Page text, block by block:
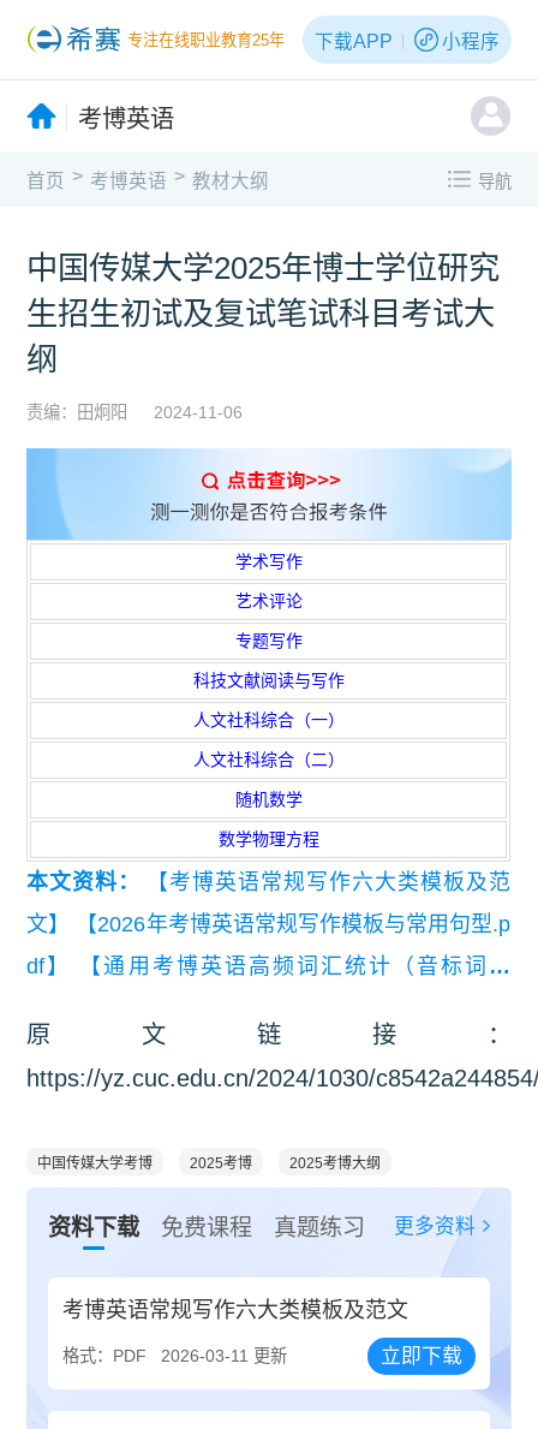
专注在线职业教育25年 下载APP 小程序
考博英语
首页 > 考博英语 > 教材大纲 导航
中国传媒大学2025年博士学位研究
生招生初试及复试笔试科目考试大
纲
责编：田炯阳 2024-11-06
学术写作
艺术评论
专题写作
科技文献阅读与写作
人文社科综合（一）
人文社科综合（二）
随机数学
数学物理方程
本文资料：
【考博英语常规写作六大类模板及范
文】
【2026年考博英语常规写作模板与常用句型.p
df】
【通用考博英语高频词汇统计（音标词义
原文链接：
https://yz.cuc.edu.cn/2024/1030/
中国传媒大学考博 2025考博 2025考博大纲
资料下载 免费课程 真题练习 更多资料
考博英语常规写作六大类模板及范文
格式：PDF 2026-03-11 更新 立即下载